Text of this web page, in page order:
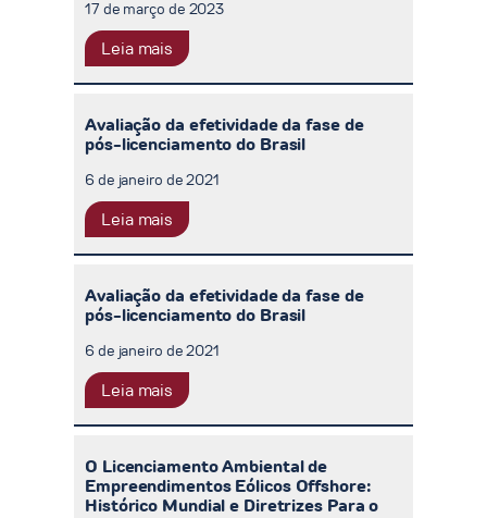
17 de março de 2023
Leia mais
Avaliação da efetividade da fase de
pós-licenciamento do Brasil
6 de janeiro de 2021
Leia mais
Avaliação da efetividade da fase de
pós-licenciamento do Brasil
6 de janeiro de 2021
Leia mais
O Licenciamento Ambiental de
Empreendimentos Eólicos Offshore:
Histórico Mundial e Diretrizes Para o